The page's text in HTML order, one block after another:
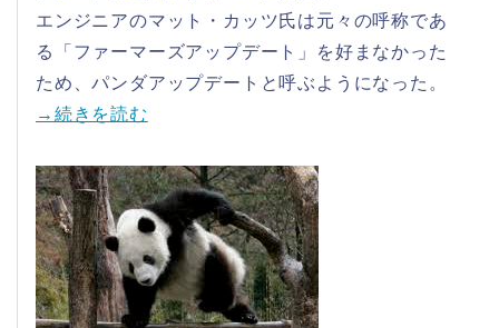
エンジニアのマット・カッツ氏は元々の呼称であ
る「ファーマーズアップデート」を好まなかった
ため、パンダアップデートと呼ぶようになった。
→続きを読む